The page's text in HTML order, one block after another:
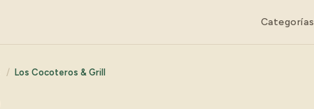
Categorías
/ Los Cocoteros & Grill